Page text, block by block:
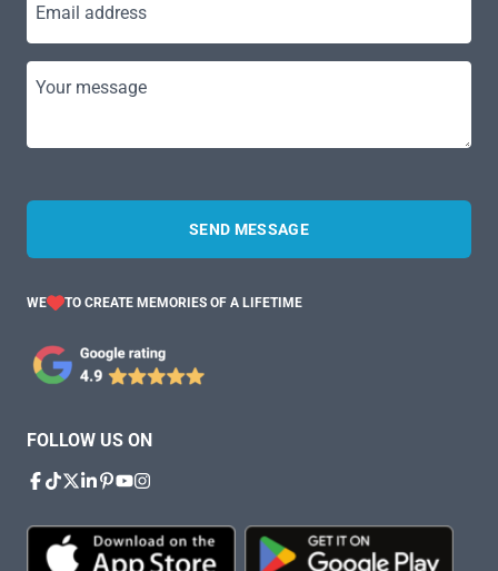
Email address
Your message
SEND MESSAGE
WE TO CREATE MEMORIES OF A LIFETIME
FOLLOW US ON